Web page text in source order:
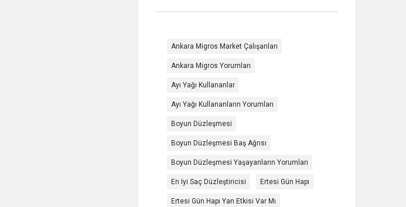
Ankara Migros Market Çalışanları
Ankara Migros Yorumları
Ayı Yağı Kullananlar
Ayı Yağı Kullananların Yorumları
Boyun Düzleşmesi
Boyun Düzleşmesi Baş Ağrısı
Boyun Düzleşmesi Yaşayanların Yorumları
En Iyi Saç Düzleştiricisi Ertesi Gün Hapı
Ertesi Gün Hapı Yan Etkisi Var Mı